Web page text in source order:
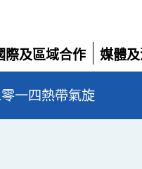
際及區域合作
媒體
展
一四熱帶氣旋